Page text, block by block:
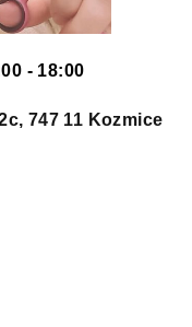
- 18:00
747 11 Kozmice